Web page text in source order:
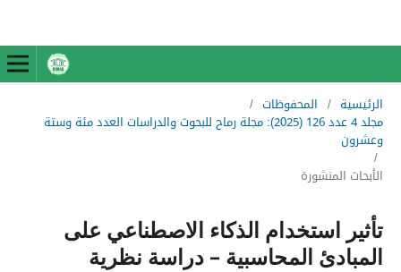
الرئيسية / المحفوظات /
مجلد 4 عدد 126 (2025): مجلة رماح للبحوث والدراسات العدد مئة وستة
وعشرون
/
الأبحاث المنشورة
تأثير استخدام الذكاء الاصطناعي على
المبادئ المحاسبية – دراسة نظرية